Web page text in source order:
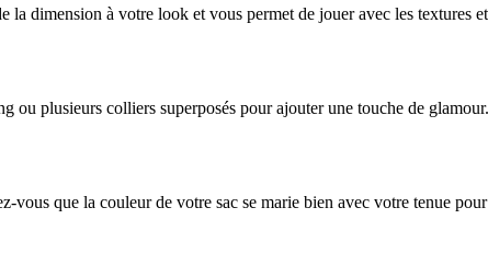
dimension à votre look et vous permet de jouer avec les textures
plusieurs colliers superposés pour ajouter une touche de
que la couleur de votre sac se marie bien avec votre tenue